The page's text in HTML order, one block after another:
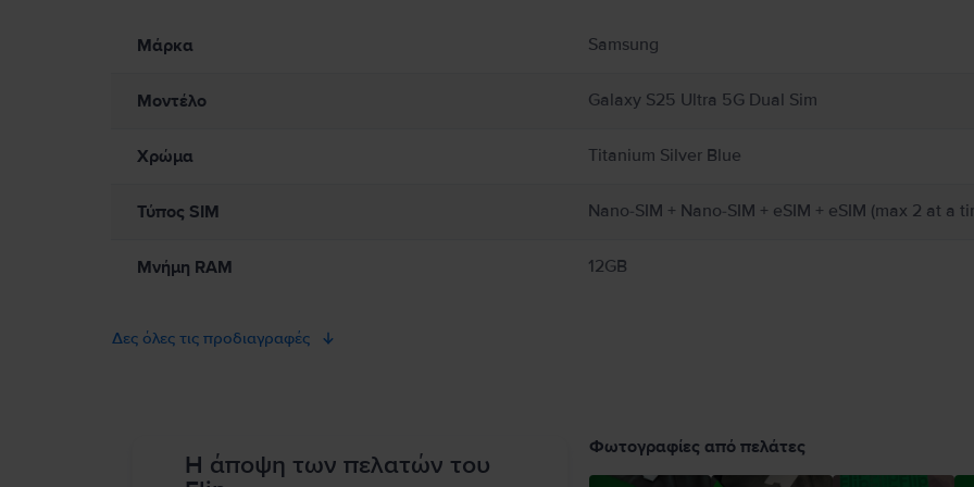
Παρακαλώ διαβάστε το εγχειρίδιο.
Μάρκα Samsung
Μοντέλο Galaxy S25 Ultra 5G Dual Sim
Χρώμα Titanium Silver Blue
Τύπος SIM Nano-SIM + Nano-SIM + eSIM + eSIM (max 2 at a
Μνήμη RAM 12GB
Δες όλες τις προδιαγραφές
Η άποψη των πελατών του
Φωτογραφίες από πελάτες